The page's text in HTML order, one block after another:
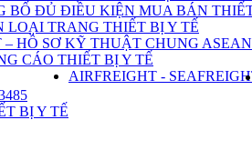
vụ
nhập
khẩu
TBYT
BỐ ĐỦ ĐIỀU KIỆN MUA BÁN
LOẠI TRANG THIẾT BỊ Y TẾ
– HỒ SƠ KỸ THUẬT CHUNG ASEAN
CÁO THIẾT BỊ Y TẾ
BỊ Y TẾ
AIRFREIGHT -